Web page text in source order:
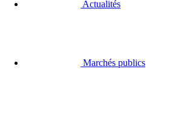
Actualités
Marchés publics